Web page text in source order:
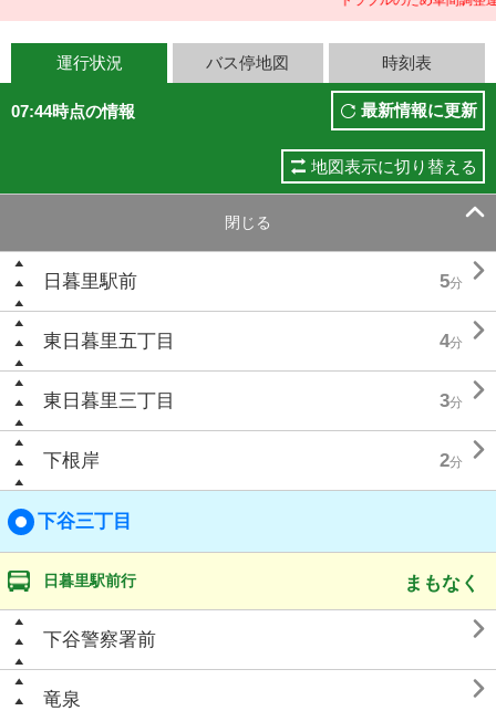
運行状況 バス停地図 時刻表
07:44時点の情報 最新情報に更新
地図表示に切り替える
閉じる 
日暮里駅前 5分 
東日暮里五丁目 4分 
東日暮里三丁目 3分 
下根岸 2分 
下谷三丁目
日暮里駅前行 まもなく
下谷警察署前 
竜泉 